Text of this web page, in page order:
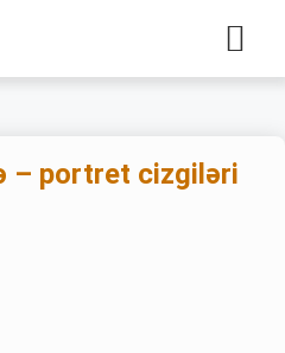
– portret cizgiləri